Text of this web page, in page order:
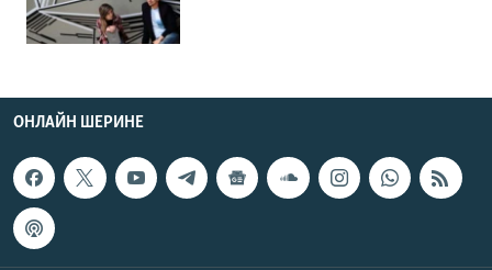
ОНЛАЙН ШЕРИНЕ